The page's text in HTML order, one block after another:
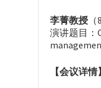
李菁教授
演讲题目：
【会议详情】